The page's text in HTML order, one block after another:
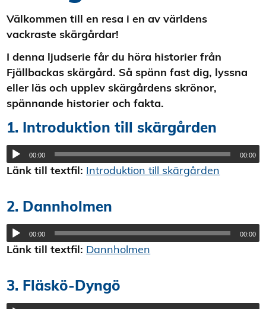
Välkommen till en resa i en av världens
vackraste skärgårdar!
I denna ljudserie får du höra historier från
Fjällbackas skärgård. Så spänn fast dig, lyssna
eller läs och upplev skärgårdens skrönor,
spännande historier och fakta.
1. Introduktion till skärgården
00:00 00:00
Länk till textfil: Introduktion till skärgården
2. Dannholmen
00:00 00:00
Länk till textfil: Dannholmen
3. Fläskö-Dyngö